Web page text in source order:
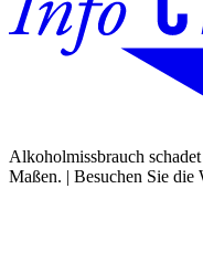
Alkoholmissbrauch
Maßen. | Besuchen Sie die